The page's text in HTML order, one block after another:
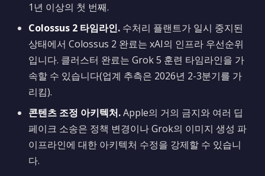
1년 이상의 첫 번째.
Colossus 2 타임라인. 수처리 플랜트가 일시 중지된
상태에서 Colossus 2 완료는 xAI의 인프라 우선순위
입니다. 클러스터 완료는 Grok 5 훈련 타임라인을 가
속할 수 있습니다(업계 추측은 2026년 2-3분기를 가
리킴).
콘텐츠 조정 아키텍처.Apple의 거의 금지와 여러 딥
페이크 소송은 정책 변경이나 Grok의 이미지 생성 파
이프라인에 대한 아키텍처 수정을 강제할 수 있습니
다.